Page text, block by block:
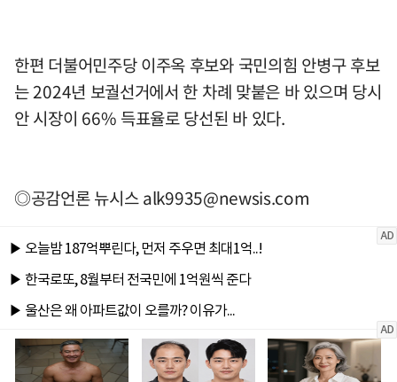
한편 더불어민주당 이주옥 후보와 국민의힘 안병구 후보
는 2024년 보궐선거에서 한 차례 맞붙은 바 있으며 당시
안 시장이 66% 득표율로 당선된 바 있다.
◎공감언론 뉴시스alk9935@newsis.com